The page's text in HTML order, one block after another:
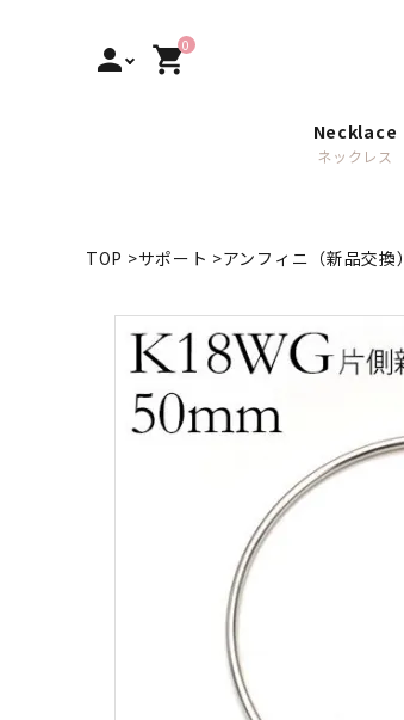
person 0
shopping_cart
Necklace
ネックレス
TOP >サポート >アンフィニ（新品交換）